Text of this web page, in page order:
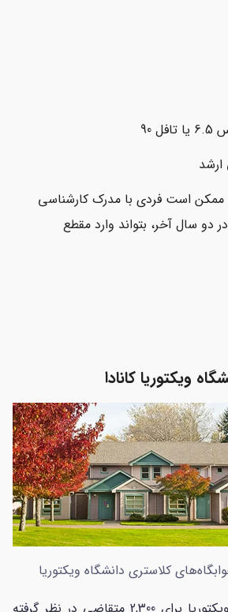
90
است فردی با مدرک کارشناسی
و معدل عالی A در دو سال آخر، بتواند وارد مقطع
ویکتوریا کانادا
کلاستری دانشگاه ویکتوریا